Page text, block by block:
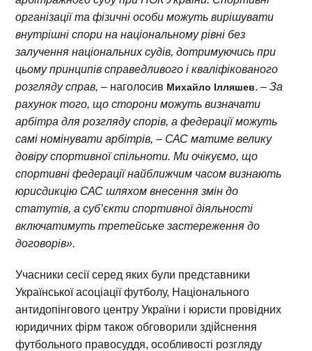
організації та фізичні особи можуть вирішувати
внутрішні спори на національному рівні без
залучення національних судів, дотримуючись при
цьому принципів справедливого і кваліфікованого
розгляду справ, – наголосив Михайло Ілляшев. –За
рахунок того, що сторони можуть визначати
арбітра для розгляду спорів, а федерації можуть
самі номінувати арбітрів, – САС матиме велику
довіру спортивної спільноти. Ми очікуємо, що
спортивні федерації найближчим часом визнають
юрисдикцію САС шляхом внесення змін до
статутів, а суб’єкти спортивної діяльності
включатимуть третейське застереження до
договорів».
Учасники сесії серед яких були представники
Української асоціації футболу, Національного
антидопінгового центру України і юристи провідних
юридичних фірм також обговорили здійснення
футбольного правосуддя, особливості розгляду